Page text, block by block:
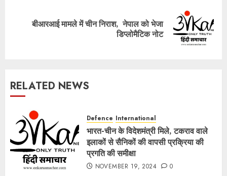
Nextबीआरआई मामले में चीन निराश, नेपाल को भेजा
डिप्लोमैटिक नोट
RELATED NEWS
Defence International
भारत-चीन के विदेशमंत्री मिले, टकराव वाले
इलाकों से सैनिकों की वापसी प्रक्रिया की
प्रगति की समीक्षा
NOVEMBER 19, 2024 0